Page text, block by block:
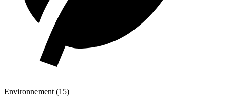
Environnement (15)